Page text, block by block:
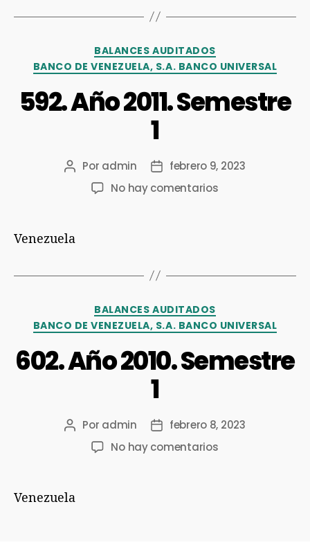
BALANCES AUDITADOS
BANCO DE VENEZUELA, S.A. BANCO UNIVERSAL
592. Año 2011. Semestre
1
Por admin
febrero 9, 2023
No hay comentarios
Venezuela
BALANCES AUDITADOS
BANCO DE VENEZUELA, S.A. BANCO UNIVERSAL
602. Año 2010. Semestre
1
Por admin
febrero 8, 2023
No hay comentarios
Venezuela